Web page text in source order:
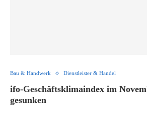
Bau & Handwerk Dienstleister & Handel
ifo-Geschäftsklimaindex im
gesunken